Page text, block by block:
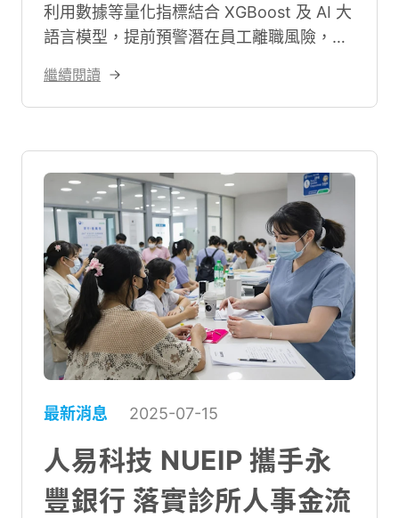
利用數據等量化指標結合 XGBoost 及 AI 大
語言模型，提前預警潛在員工離職風險，讓
繼續閱讀
最新消息 2025-07-15
人易科技 NUEIP 攜手永
豐銀行 落實診所人事金流